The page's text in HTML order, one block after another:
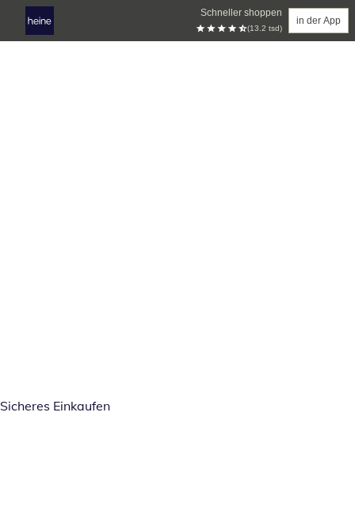
Schneller shoppen
(13.2 tsd)
in der App
Sicheres Einkaufen